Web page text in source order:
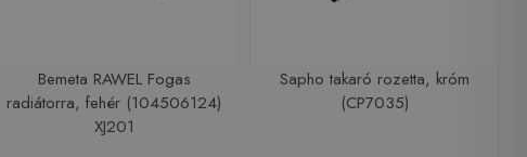
Bemeta RAWEL Fogas
radiátorra, fehér (104506124)
XJ201
Sapho takaró rozetta, króm
(CP7035)